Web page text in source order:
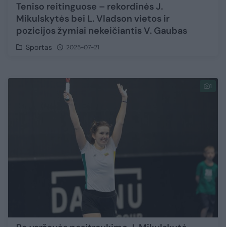
Teniso reitinguose – rekordinės J.
Mikulskytės bei L. Vladson vietos ir
pozicijos žymiai nekeičiantis V. Gaubas
Sportas 2025-07-21
1